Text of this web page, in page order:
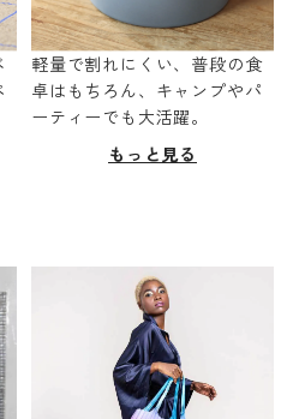
軽量で割れにくい、普段の食
卓はもちろん、キャンプやパ
ーティーでも大活躍。
もっと見る